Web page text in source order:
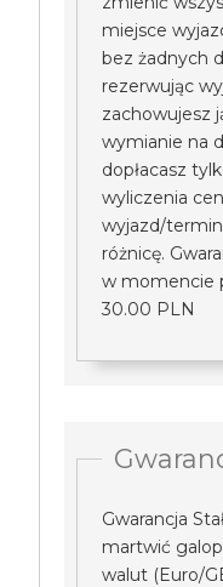
miejsce
bez żadnych
rezerwując
zachowujesz
wymianie na
dopłacasz
wyliczenia
wyjazd/
różnicę.
w momencie
30.00 PLN
Gwarancja
martwić
walut (Euro/